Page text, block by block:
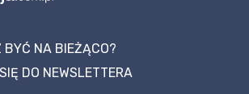
BYĆ NA BIEŻĄCO?
DO NEWSLETTERA